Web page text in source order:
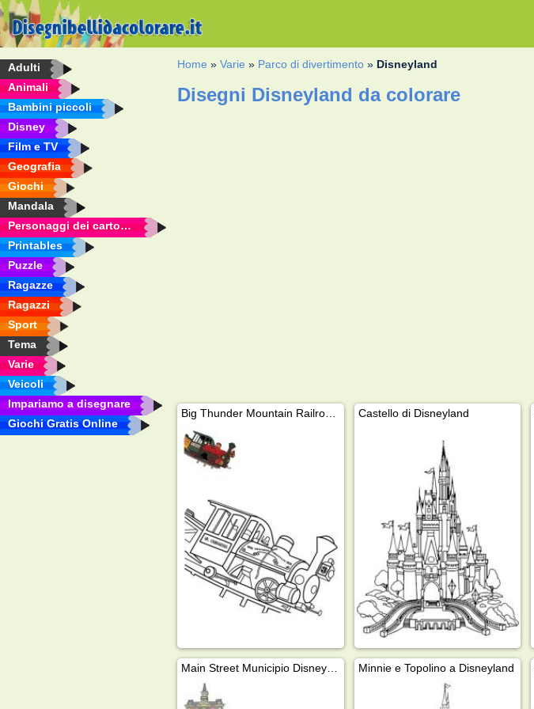
Adulti
Animali
Bambini piccoli
Disney
Film e TV
Geografia
Giochi
Mandala
Personaggi dei cartoni animati
Printables
Puzzle
Ragazze
Ragazzi
Sport
Tema
Varie
Veicoli
Impariamo a disegnare
Giochi Gratis Online
Home »Varie » Parco di divertimento » Disneyland
Disegni Disneyland da colorare
Castello di Disneyland
Minnie e Topolino a Disneyland